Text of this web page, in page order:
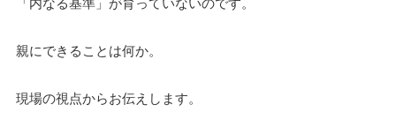
親にできることは何か。
現場の視点からお伝えします。